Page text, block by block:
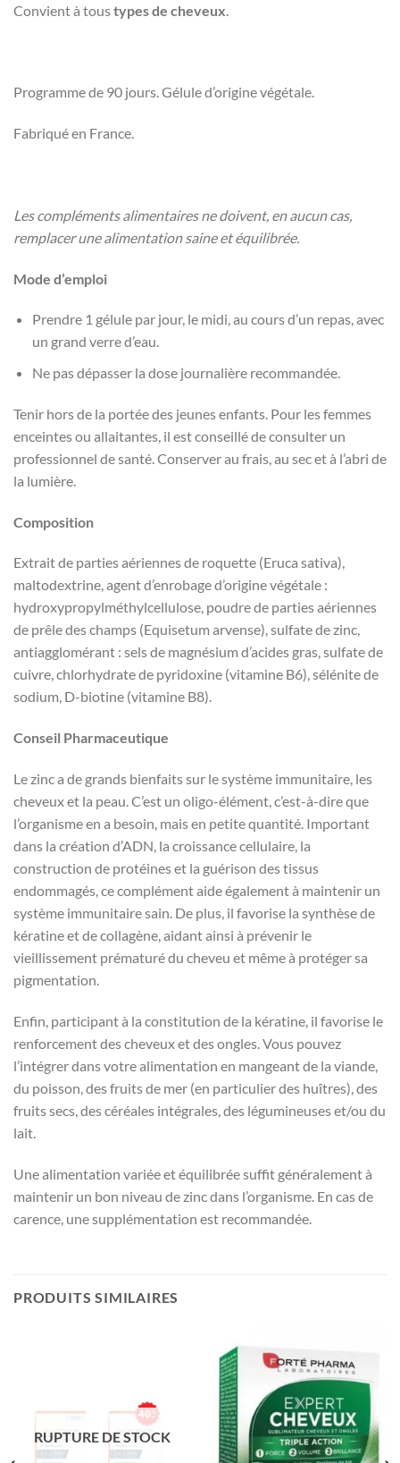
Convient à toustypes de cheveux.
Programme de 90 jours. Gélule d’origine végétale.
Fabriqué en France.
Les compléments alimentaires ne doivent, en aucun cas,
remplacer une alimentation saine et équilibrée.
Mode d’emploi
Prendre 1 gélule par jour, le midi, au cours d’un repas, avec
un grand verre d’eau.
Ne pas dépasser la dose journalière recommandée.
Tenir hors de la portée des jeunes enfants. Pour les femmes
enceintes ou allaitantes, il est conseillé de consulter un
professionnel de santé. Conserver au frais, au sec et à l’abri de
la lumière.
Composition
Extrait de parties aériennes de roquette (Eruca sativa),
maltodextrine, agent d’enrobage d’origine végétale :
hydroxypropylméthylcellulose, poudre de parties aériennes
de prêle des champs (Equisetum arvense), sulfate de zinc,
antiagglomérant : sels de magnésium d’acides gras, sulfate de
cuivre, chlorhydrate de pyridoxine (vitamine B6), sélénite de
sodium, D-biotine (vitamine B8).
Conseil Pharmaceutique
Le zinc a de grands bienfaits sur le système immunitaire, les
cheveux et la peau. C’est un oligo-élément, c’est-à-dire que
l’organisme en a besoin, mais en petite quantité. Important
dans la création d’ADN, la croissance cellulaire, la
construction de protéines et la guérison des tissus
endommagés, ce complément aide également à maintenir un
système immunitaire sain. De plus, il favorise la synthèse de
kératine et de collagène, aidant ainsi à prévenir le
vieillissement prématuré du cheveu et même à protéger sa
pigmentation.
Enfin, participant à la constitution de la kératine, il favorise le
renforcement des cheveux et des ongles. Vous pouvez
l’intégrer dans votre alimentation en mangeant de la viande,
du poisson, des fruits de mer (en particulier des huîtres), des
fruits secs, des céréales intégrales, des légumineuses et/ou du
lait.
Une alimentation variée et équilibrée suffit généralement à
maintenir un bon niveau de zinc dans l’organisme. En cas de
carence, une supplémentation est recommandée.
PRODUITS SIMILAIRES
RUPTURE DE STOCK